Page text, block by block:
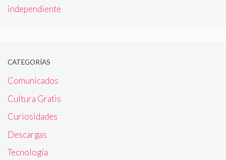
independiente
CATEGORÍAS
Comunicados
Cultura Gratis
Curiosidades
Descargas
Tecnología